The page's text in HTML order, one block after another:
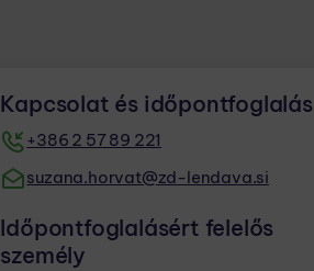
Kapcsolat és időpontfoglalás
+386 2 57 89 221
suzana.horvat@zd-lendava.si
Időpontfoglalásért felelős
személy